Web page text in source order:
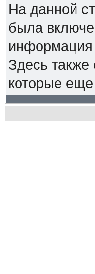
На данной
была
информация
Здесь
которые